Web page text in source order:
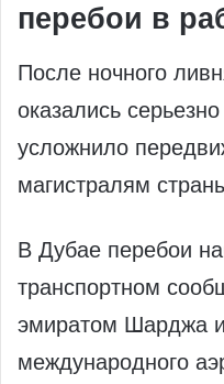
перебои в
После ночного
оказались
усложнило
магистралям
В Дубае перебои
транспортном
эмиратом Шарджа и
международного